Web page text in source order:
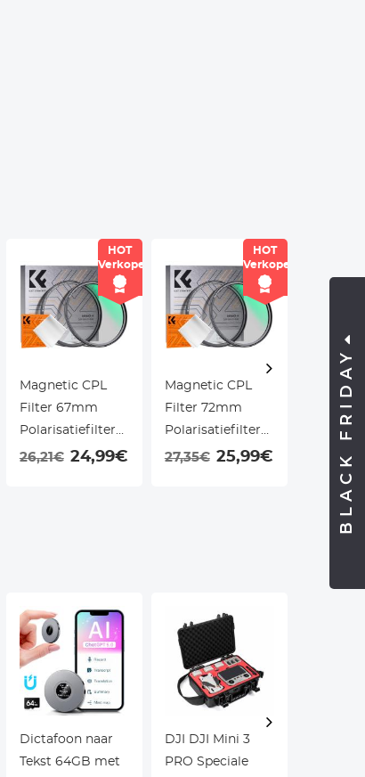
HOT
Verkoper
Magnetic CPL
Filter 67mm
Polarisatiefilter
Ultradun Optisch
26,21€ 24,99€
HOT
Verkoper
Magnetic CPL
Filter 72mm
Polarisatiefilter
Ultradun Optisch
27,35€ 25,99€
Filter
Glas
22,79€
Dictafoon naar
Tekst 64GB met
DJI DJI Mini 3
PRO Speciale
BLACK FRIDAY